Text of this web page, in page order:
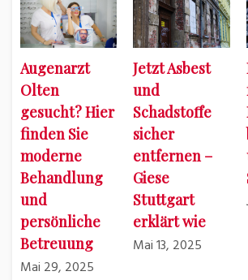
Augenarzt
Olten
gesucht? Hier
finden Sie
moderne
Behandlung
und
persönliche
Betreuung
Mai 29, 2025
Jetzt Asbest
und
Schadstoffe
sicher
entfernen –
Giese
Stuttgart
erklärt wie
Mai 13, 2025